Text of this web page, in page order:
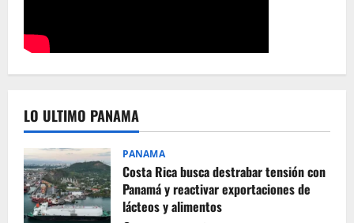
LO ULTIMO PANAMA
PANAMA
Costa Rica busca destrabar tensión con
Panamá y reactivar exportaciones de
lácteos y alimentos